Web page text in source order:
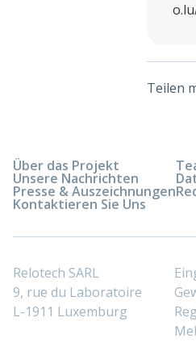
Teilen
Über das Projekt
Unsere Nachrichten
Presse & Auszeichnungen
Kontaktieren Sie Uns
Relotech SARL
9, rue du Laboratoire
L-1911 Luxemburg